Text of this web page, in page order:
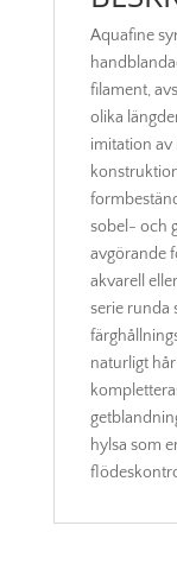
Aquafine
filament,
olika
imitation av
sobel- och
avgörande
akvarell
serie runda
naturligt
hylsa som